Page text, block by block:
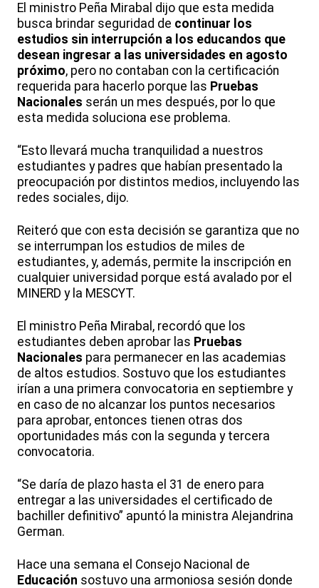
El ministro Peña Mirabal dijo que esta medida
busca brindar seguridad de continuar los
estudios sin interrupción a los educandos que
desean ingresar a las universidades en agosto
próximo, pero no contaban con la certificación
requerida para hacerlo porque las Pruebas
Nacionales serán un mes después, por lo que
esta medida soluciona ese problema.
“Esto llevará mucha tranquilidad a nuestros
estudiantes y padres que habían presentado la
preocupación por distintos medios, incluyendo las
redes sociales, dijo.
Reiteró que con esta decisión se garantiza que no
se interrumpan los estudios de miles de
estudiantes, y, además, permite la inscripción en
cualquier universidad porque está avalado por el
MINERD y la MESCYT.
El ministro Peña Mirabal, recordó que los
estudiantes deben aprobar las Pruebas
Nacionales para permanecer en las academias
de altos estudios. Sostuvo que los estudiantes
irían a una primera convocatoria en septiembre y
en caso de no alcanzar los puntos necesarios
para aprobar, entonces tienen otras dos
oportunidades más con la segunda y tercera
convocatoria.
“Se daría de plazo hasta el 31 de enero para
entregar a las universidades el certificado de
bachiller definitivo” apuntó la ministra Alejandrina
German.
Hace una semana el Consejo Nacional de
Educación sostuvo una armoniosa sesión donde